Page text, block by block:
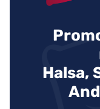
Halsa,